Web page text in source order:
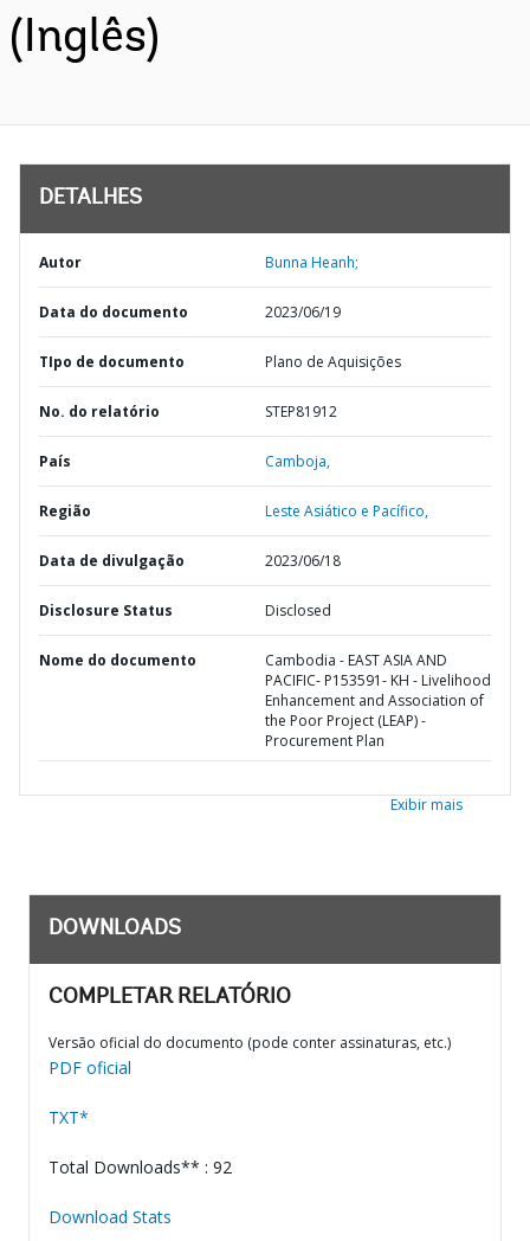
(Inglês)
DETALHES
Autor Bunna Heanh;
Data do documento 2023/06/19
TIpo de documento Plano de Aquisições
No. do relatório STEP81912
País Camboja,
Região Leste Asiático e Pacífico,
Data de divulgação 2023/06/18
Disclosure Status Disclosed
Nome do documento
Cambodia - EAST ASIA AND
PACIFIC- P153591- KH - Livelihood
Enhancement and Association of
the Poor Project (LEAP) -
Procurement Plan
Exibir mais
DOWNLOADS
COMPLETAR RELATÓRIO
Versão oficial do documento (pode conter assinaturas, etc.)
PDF oficial
TXT*
Total Downloads** : 92
Download Stats